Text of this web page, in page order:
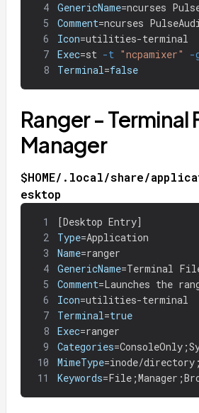
4
GenericName=ncurses
5
Comment=ncurses
6
Icon=utilities-terminal
7
Exec=st -t "ncpamixer" -
8
Terminal=false
Ranger - Terminal
Manager
$HOME/.local/share/
esktop
1 [Desktop Entry]
2
Type=Application
3
Name=ranger
4
GenericName=Terminal
5
Comment=Launches the
6
Icon=utilities-terminal
7
Terminal=true
8
Exec=ranger
9
Categories=ConsoleOnly ;
10
MimeType=inode/directory ;
11
Keywords=File ;Manager ;